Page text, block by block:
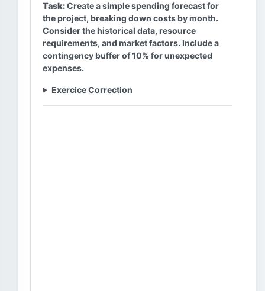
Task:Create a simple spending forecast for
the project, breaking down costs by month.
Consider the historical data, resource
requirements, and market factors. Include a
contingency buffer of 10% for unexpected
expenses.
Exercice Correction